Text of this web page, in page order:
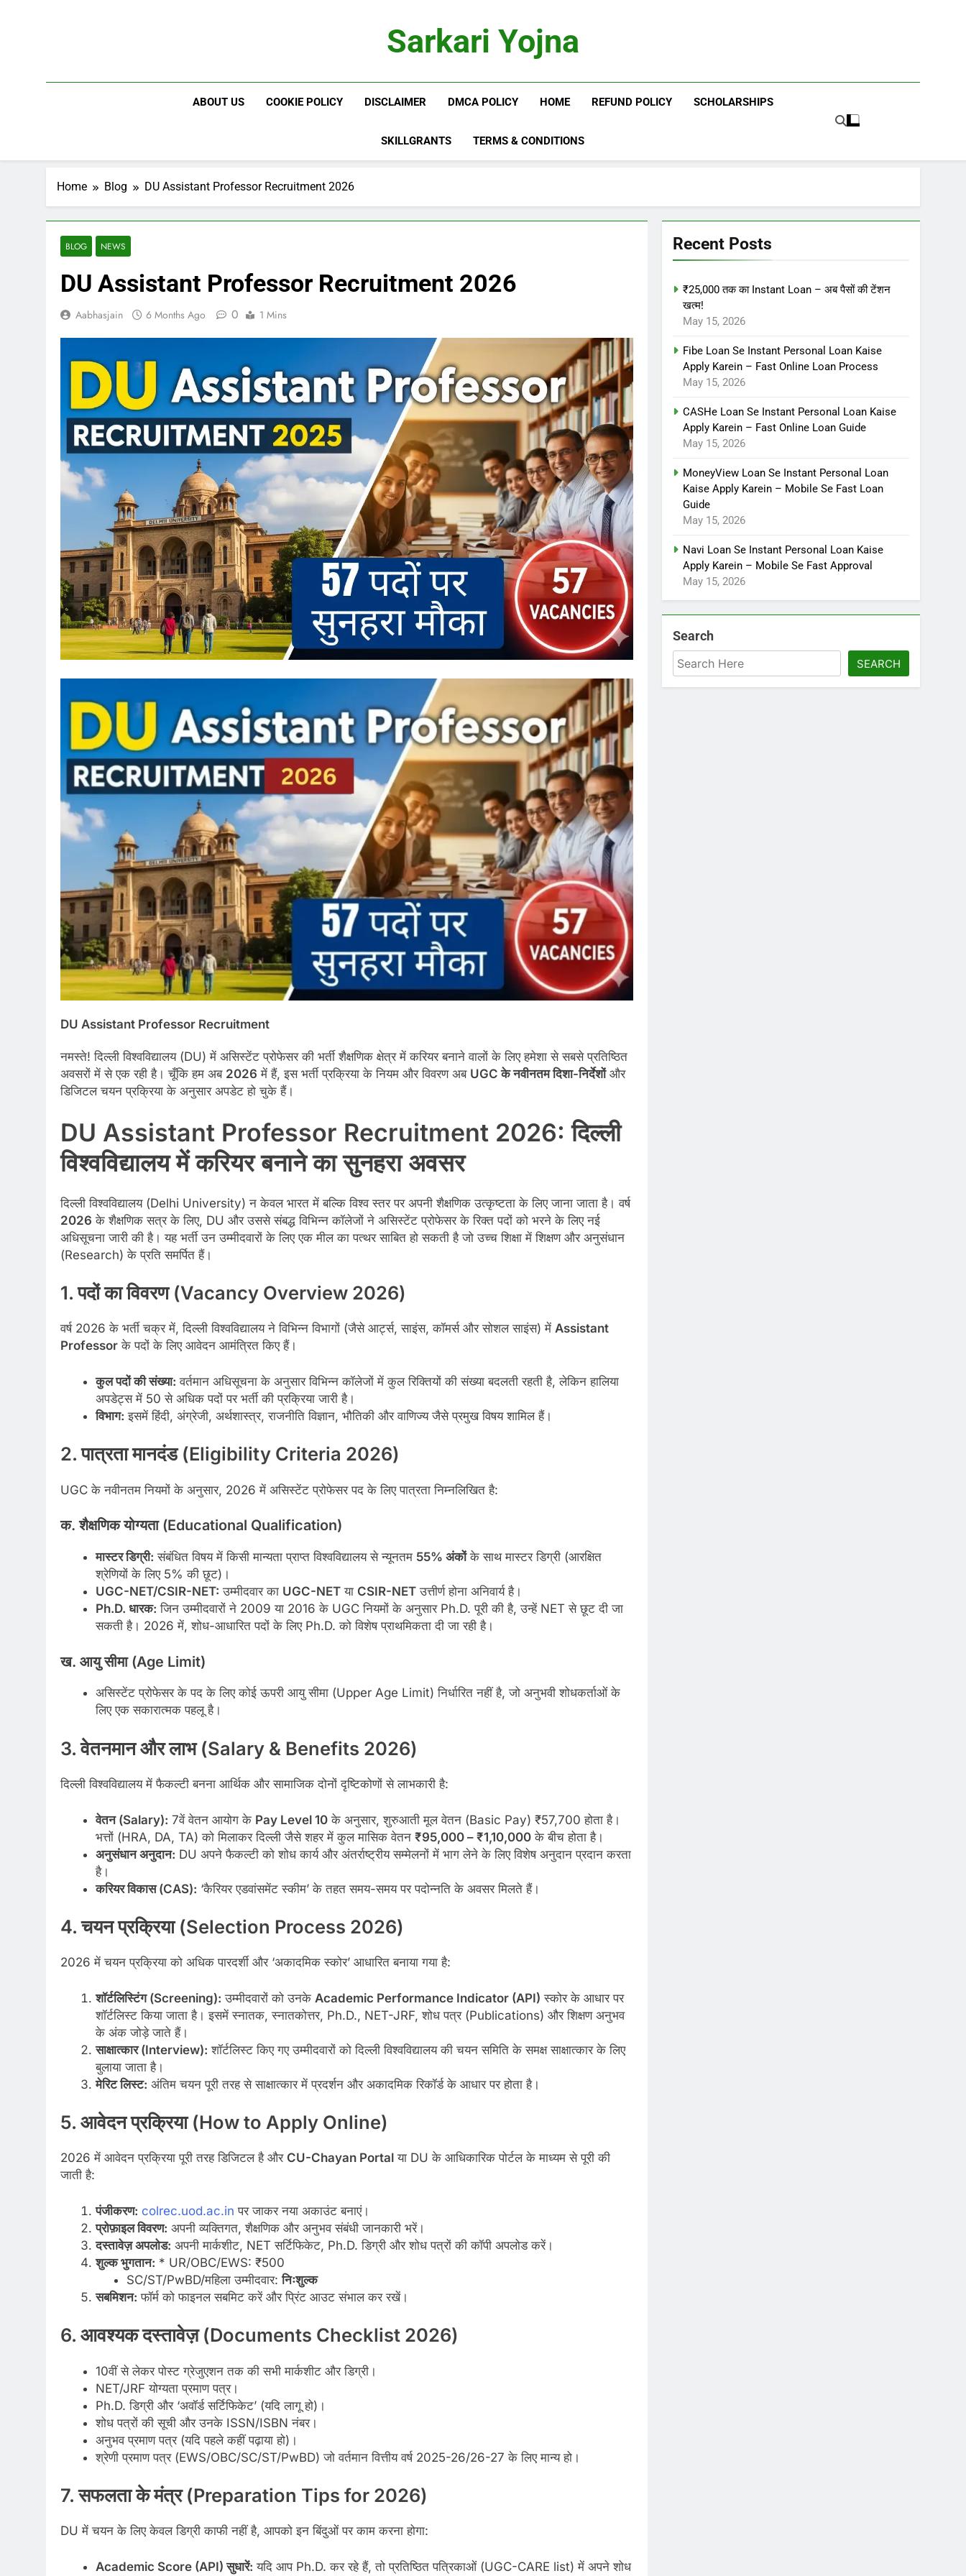
Sarkari Yojna
ABOUT US COOKIE POLICY DISCLAIMER DMCA POLICY HOME REFUND POLICY SCHOLARSHIPS
SKILLGRANTS TERMS & CONDITIONS
Home Blog DU Assistant Professor Recruitment 2026
BLOG NEWS
DU Assistant Professor Recruitment 2026
Aabhasjain 6 Months Ago 0 1 Mins
DU Assistant Professor Recruitment
नमस्ते! दिल्ली विश्वविद्यालय (DU) में असिस्टेंट प्रोफेसर की भर्ती शैक्षणिक क्षेत्र में करियर बनाने वालों के लिए हमेशा से सबसे प्रतिष्ठित
अवसरों में से एक रही है। चूँकि हम अब 2026 में हैं, इस भर्ती प्रक्रिया के नियम और विवरण अब UGC के नवीनतम दिशा-निर्देशोंऔर
डिजिटल चयन प्रक्रिया के अनुसार अपडेट हो चुके हैं।
DU Assistant Professor Recruitment 2026: दिल्ली
विश्वविद्यालय में करियर बनाने का सुनहरा अवसर
दिल्ली विश्वविद्यालय (Delhi University) न केवल भारत में बल्कि विश्व स्तर पर अपनी शैक्षणिक उत्कृष्टता के लिए जाना जाता है। वर्ष
2026 के शैक्षणिक सत्र के लिए, DU और उससे संबद्ध विभिन्न कॉलेजों ने असिस्टेंट प्रोफेसर के रिक्त पदों को भरने के लिए नई
अधिसूचना जारी की है। यह भर्ती उन उम्मीदवारों के लिए एक मील का पत्थर साबित हो सकती है जो उच्च शिक्षा में शिक्षण और अनुसंधान
(Research) के प्रति समर्पित हैं।
1. पदों का विवरण (Vacancy Overview 2026)
वर्ष 2026 के भर्ती चक्र में, दिल्ली विश्वविद्यालय ने विभिन्न विभागों (जैसे आर्ट्स, साइंस, कॉमर्स और सोशल साइंस) में Assistant
Professor के पदों के लिए आवेदन आमंत्रित किए हैं।
कुल पदों की संख्या: वर्तमान अधिसूचना के अनुसार विभिन्न कॉलेजों में कुल रिक्तियों की संख्या बदलती रहती है, लेकिन हालिया
अपडेट्स में 50 से अधिक पदों पर भर्ती की प्रक्रिया जारी है।
विभाग: इसमें हिंदी, अंग्रेजी, अर्थशास्त्र, राजनीति विज्ञान, भौतिकी और वाणिज्य जैसे प्रमुख विषय शामिल हैं।
2. पात्रता मानदंड (Eligibility Criteria 2026)
UGC के नवीनतम नियमों के अनुसार, 2026 में असिस्टेंट प्रोफेसर पद के लिए पात्रता निम्नलिखित है:
क. शैक्षणिक योग्यता (Educational Qualification)
मास्टर डिग्री: संबंधित विषय में किसी मान्यता प्राप्त विश्वविद्यालय से न्यूनतम 55% अंकोंके साथ मास्टर डिग्री (आरक्षित
श्रेणियों के लिए 5% की छूट)।
UGC-NET/CSIR-NET: उम्मीदवार का UGC-NETया CSIR-NETउत्तीर्ण होना अनिवार्य है।
Ph.D. धारक: जिन उम्मीदवारों ने 2009 या 2016 के UGC नियमों के अनुसार Ph.D. पूरी की है, उन्हें NET से छूट दी जा
सकती है। 2026 में, शोध-आधारित पदों के लिए Ph.D. को विशेष प्राथमिकता दी जा रही है।
ख. आयु सीमा (Age Limit)
असिस्टेंट प्रोफेसर के पद के लिए कोई ऊपरी आयु सीमा (Upper Age Limit) निर्धारित नहीं है, जो अनुभवी शोधकर्ताओं के
लिए एक सकारात्मक पहलू है।
3. वेतनमान और लाभ (Salary & Benefits 2026)
दिल्ली विश्वविद्यालय में फैकल्टी बनना आर्थिक और सामाजिक दोनों दृष्टिकोणों से लाभकारी है:
वेतन (Salary): 7वें वेतन आयोग के Pay Level 10के अनुसार, शुरुआती मूल वेतन (Basic Pay) ₹57,700 होता है।
भत्तों (HRA, DA, TA) को मिलाकर दिल्ली जैसे शहर में कुल मासिक वेतन ₹95,000 – ₹1,10,000के बीच होता है।
अनुसंधान अनुदान: DU अपने फैकल्टी को शोध कार्य और अंतर्राष्ट्रीय सम्मेलनों में भाग लेने के लिए विशेष अनुदान प्रदान करता
है।
करियर विकास (CAS): ‘कैरियर एडवांसमेंट स्कीम’ के तहत समय-समय पर पदोन्नति के अवसर मिलते हैं।
4. चयन प्रक्रिया (Selection Process 2026)
2026 में चयन प्रक्रिया को अधिक पारदर्शी और ‘अकादमिक स्कोर’ आधारित बनाया गया है:
शॉर्टलिस्टिंग (Screening): उम्मीदवारों को उनके Academic Performance Indicator (API) स्कोर के आधार पर
शॉर्टलिस्ट किया जाता है। इसमें स्नातक, स्नातकोत्तर, Ph.D., NET-JRF, शोध पत्र (Publications) और शिक्षण अनुभव
के अंक जोड़े जाते हैं।
साक्षात्कार (Interview): शॉर्टलिस्ट किए गए उम्मीदवारों को दिल्ली विश्वविद्यालय की चयन समिति के समक्ष साक्षात्कार के लिए
बुलाया जाता है।
मेरिट लिस्ट: अंतिम चयन पूरी तरह से साक्षात्कार में प्रदर्शन और अकादमिक रिकॉर्ड के आधार पर होता है।
5. आवेदन प्रक्रिया (How to Apply Online)
2026 में आवेदन प्रक्रिया पूरी तरह डिजिटल है और CU-Chayan Portal या DU के आधिकारिक पोर्टल के माध्यम से पूरी की
जाती है:
पंजीकरण: colrec.uod.ac.in पर जाकर नया अकाउंट बनाएं।
प्रोफ़ाइल विवरण: अपनी व्यक्तिगत, शैक्षणिक और अनुभव संबंधी जानकारी भरें।
दस्तावेज़ अपलोड: अपनी मार्कशीट, NET सर्टिफिकेट, Ph.D. डिग्री और शोध पत्रों की कॉपी अपलोड करें।
शुल्क भुगतान: * UR/OBC/EWS: ₹500
SC/ST/PwBD/महिला उम्मीदवार:निःशुल्क
सबमिशन: फॉर्म को फाइनल सबमिट करें और प्रिंट आउट संभाल कर रखें।
6. आवश्यक दस्तावेज़ (Documents Checklist 2026)
10वीं से लेकर पोस्ट ग्रेजुएशन तक की सभी मार्कशीट और डिग्री।
NET/JRF योग्यता प्रमाण पत्र।
Ph.D. डिग्री और ‘अवॉर्ड सर्टिफिकेट’ (यदि लागू हो)।
शोध पत्रों की सूची और उनके ISSN/ISBN नंबर।
अनुभव प्रमाण पत्र (यदि पहले कहीं पढ़ाया हो)।
श्रेणी प्रमाण पत्र (EWS/OBC/SC/ST/PwBD) जो वर्तमान वित्तीय वर्ष 2025-26/26-27 के लिए मान्य हो।
7. सफलता के मंत्र (Preparation Tips for 2026)
DU में चयन के लिए केवल डिग्री काफी नहीं है, आपको इन बिंदुओं पर काम करना होगा:
Academic Score (API) सुधारें: यदि आप Ph.D. कर रहे हैं, तो प्रतिष्ठित पत्रिकाओं (UGC-CARE list) में अपने शोध
Recent Posts
₹25,000 तक का Instant Loan – अब पैसों की टेंशन
खत्म!
May 15, 2026
Fibe Loan Se Instant Personal Loan Kaise
Apply Karein – Fast Online Loan Process
May 15, 2026
CASHe Loan Se Instant Personal Loan Kaise
Apply Karein – Fast Online Loan Guide
May 15, 2026
MoneyView Loan Se Instant Personal Loan
Kaise Apply Karein – Mobile Se Fast Loan
Guide
May 15, 2026
Navi Loan Se Instant Personal Loan Kaise
Apply Karein – Mobile Se Fast Approval
May 15, 2026
Search
SEARCH